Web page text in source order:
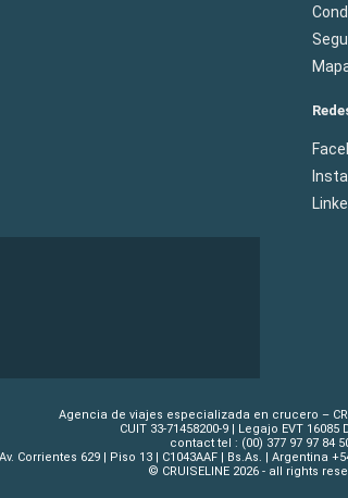
Agencia de viajes especializada en crucero –
CUIT 33-71458200-9 | Legajo EVT 16085
contact tel : (00) 377 97 97 84
Av. Corrientes 629 | Piso 13 | C1043AAF | Bs.As. | Argentina
© CRUISELINE 2026 - all rights